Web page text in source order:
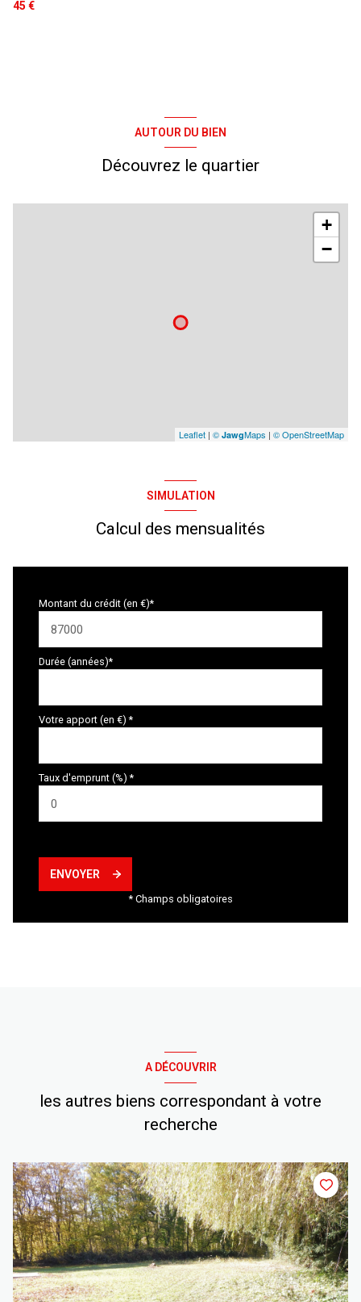
45 €
AUTOUR DU BIEN
Découvrez le quartier
+
−
Leaflet | © JawgMaps | © OpenStreetMap
SIMULATION
Calcul des mensualités
Montant du crédit (en €)*
Durée (années)*
Votre apport (en €) *
Taux d'emprunt (%) *
ENVOYER
* Champs obligatoires
A DÉCOUVRIR
les autres biens correspondant à votre
recherche